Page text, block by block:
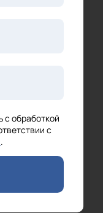
обработкой
с
.